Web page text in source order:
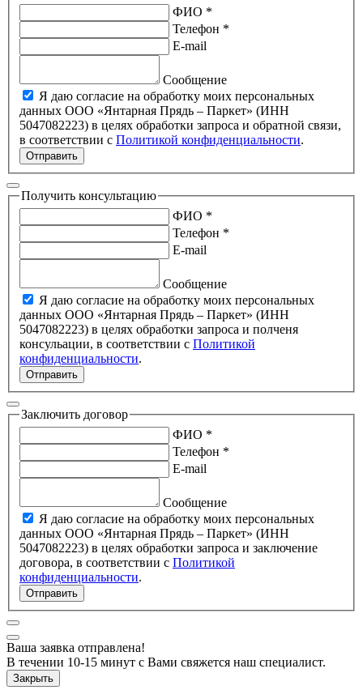
ФИО *
Телефон *
E-mail
Сообщение
Я даю согласие на обработку моих персональных
данных ООО «Янтарная Прядь – Паркет» (ИНН
5047082223) в целях обработки запроса и обратной связи,
в соответствии с Политикой конфиденциальности.
Отправить
Получить консультацию
ФИО *
Телефон *
E-mail
Сообщение
Я даю согласие на обработку моих персональных
данных ООО «Янтарная Прядь – Паркет» (ИНН
5047082223) в целях обработки запроса и полченя
консульации, в соответствии с Политикой
конфиденциальности.
Отправить
Заключить договор
ФИО *
Телефон *
E-mail
Сообщение
Я даю согласие на обработку моих персональных
данных ООО «Янтарная Прядь – Паркет» (ИНН
5047082223) в целях обработки запроса и заключение
договора, в соответствии с Политикой
конфиденциальности.
Отправить
Ваша заявка отправлена!
В течении 10-15 минут с Вами свяжется наш специалист.
Закрыть